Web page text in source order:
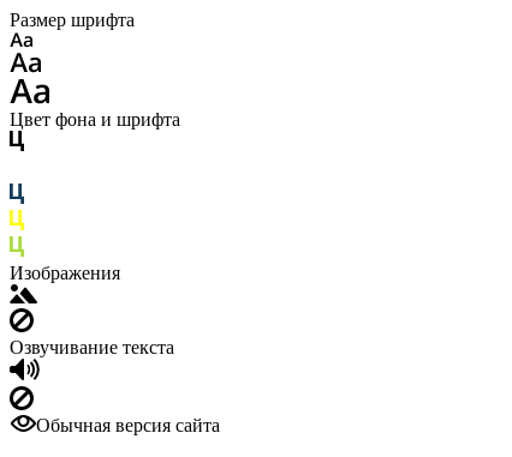
Размер шрифта
Цвет фона и шрифта
Изображения
Озвучивание текста
Обычная версия сайта